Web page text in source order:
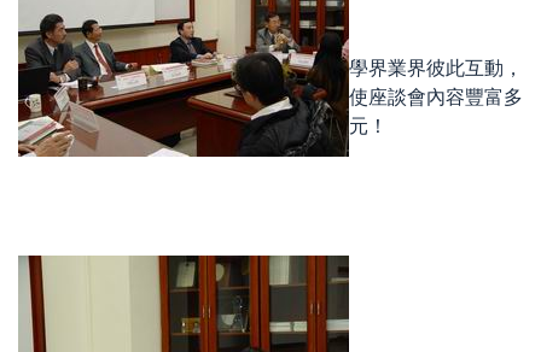
學界業界彼此互動，
使座談會內容豐富多
元！